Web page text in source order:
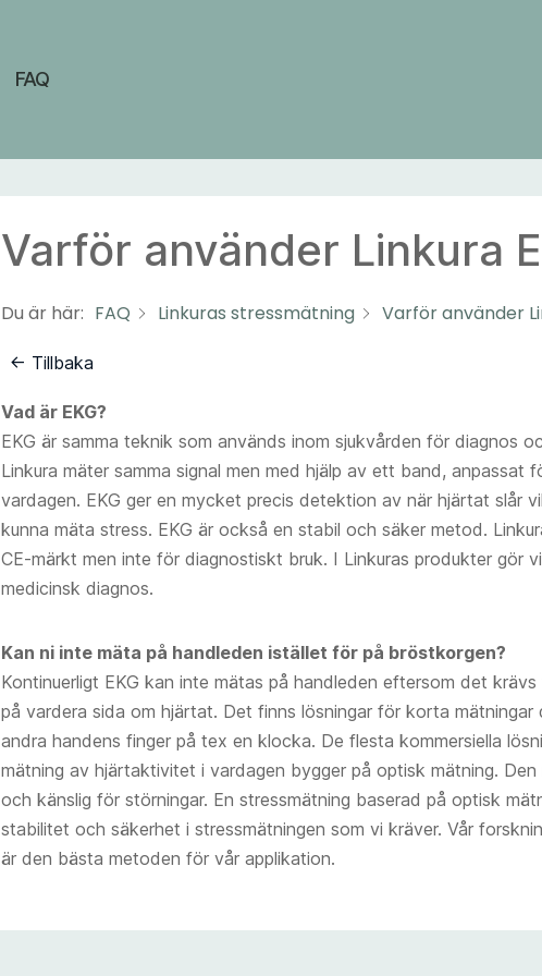
FAQ
Varför använder Linkura
Du är här: FAQ Linkuras stressmätning Varför använder
← Tillbaka
Vad är EKG?
EKG är samma teknik som används inom sjukvården för diagnos
Linkura mäter samma signal men med hjälp av ett band, anpassat
vardagen. EKG ger en mycket precis detektion av när hjärtat slår
kunna mäta stress. EKG är också en stabil och säker metod.
CE-märkt men inte för diagnostiskt bruk. I Linkuras produkter gör
medicinsk diagnos.
Kan ni inte mäta på handleden istället för på bröstkorgen?
Kontinuerligt EKG kan inte mätas på handleden eftersom det
på vardera sida om hjärtat. Det finns lösningar för korta mätningar
andra handens finger på tex en klocka. De flesta kommersiella
mätning av hjärtaktivitet i vardagen bygger på optisk mätning.
och känslig för störningar. En stressmätning baserad på optisk
stabilitet och säkerhet i stressmätningen som vi kräver. Vår
är den bästa metoden för vår applikation.